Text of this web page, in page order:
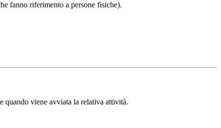
fanno riferimento a persone fisiche).
quando viene avviata la relativa attività.